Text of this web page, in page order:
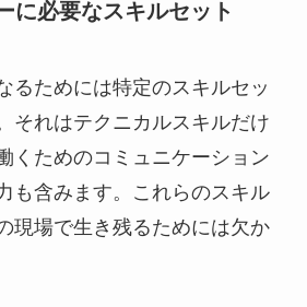
に必要なスキルセット
るためには特定のスキルセッ
それはテクニカルスキルだけ
くためのコミュニケーション
も含みます。これらのスキル
現場で生き残るためには欠か